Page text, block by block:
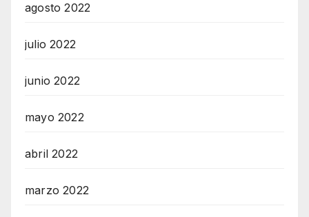
agosto 2022
julio 2022
junio 2022
mayo 2022
abril 2022
marzo 2022